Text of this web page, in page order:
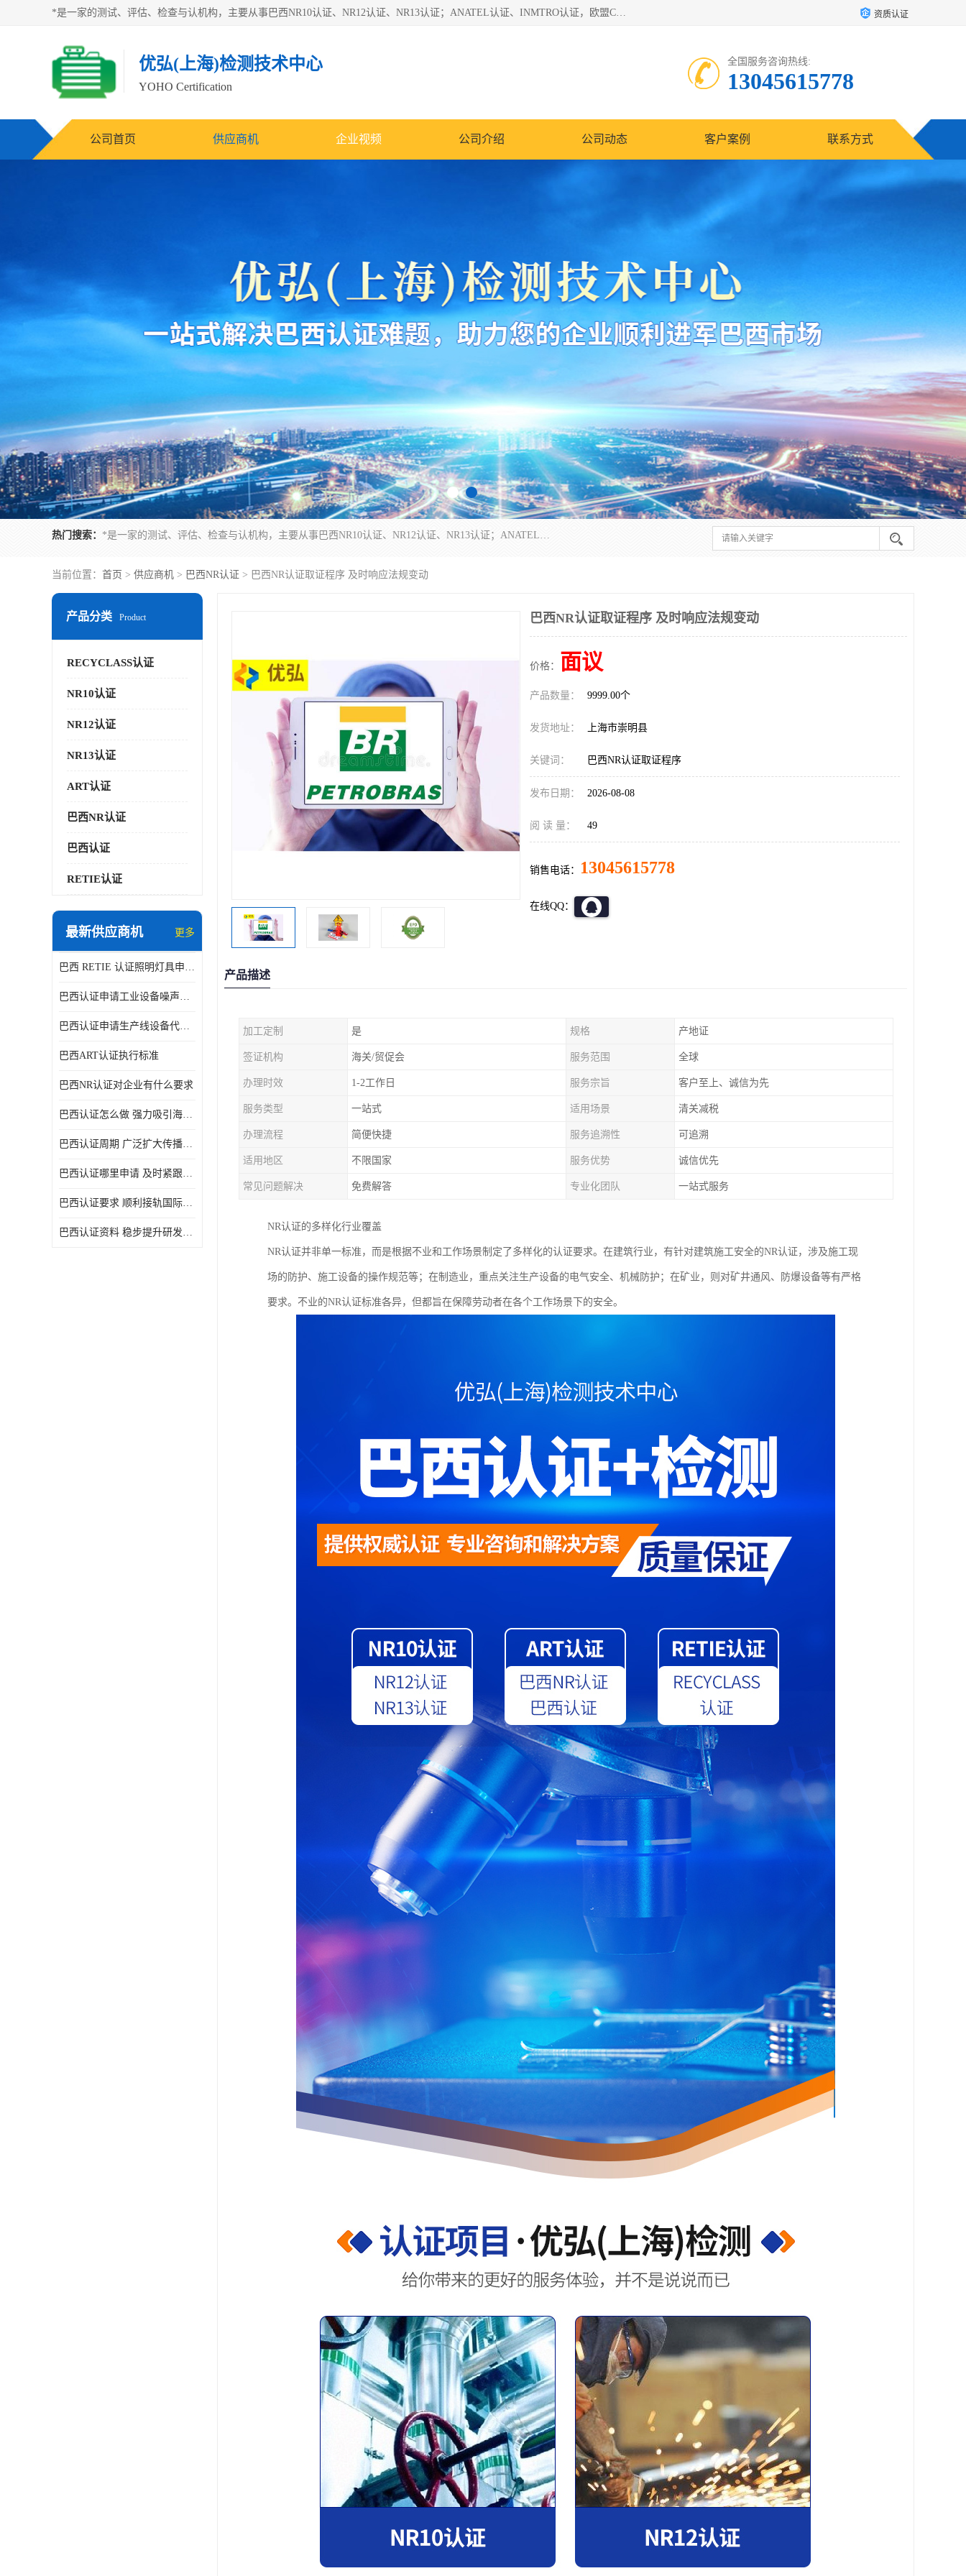
*是一家的测试、评估、检查与认机构，主要从事巴西NR10认证、NR12认证、NR13认证；ANATEL认证、INMTRO认证，欧盟CE认证：MD认证，PED认证，MID认证，ATEX认证，德国蓝色天使认证。 资质认证
优弘(上海)检测技术中心
YOHO Certification
全国服务咨询热线:
13045615778
公司首页 供应商机 企业视频 公司介绍 公司动态 客户案例 联系方式
热门搜索： *是一家的测试、评估、检查与认机构，主要从事巴西NR10认证、NR12认证、NR13认证；ANATEL认证、INMTRO认证，欧盟CE认证：MD认证，PED认证，MID认证，ATEX认证，德国蓝色天使认证。
当前位置： 首页 > 供应商机 > 巴西NR认证 > 巴西NR认证取证程序 及时响应法规变动
产品分类 Product
RECYCLASS认证
NR10认证
NR12认证
NR13认证
ART认证
巴西NR认证
巴西认证
RETIE认证
最新供应商机 更多
巴西 RETIE 认证照明灯具申请 RETIE 认证
巴西认证申请工业设备噪声控制认证规范
巴西认证申请生产线设备代理机构选择
巴西ART认证执行标准
巴西NR认证对企业有什么要求
巴西认证怎么做 强力吸引海外投资
巴西认证周期 广泛扩大传播范围
巴西认证哪里申请 及时紧跟法规变化
巴西认证要求 顺利接轨国际规范
巴西认证资料 稳步提升研发能力
巴西NR认证取证程序 及时响应法规变动
价格： 面议
产品数量： 9999.00个
发货地址： 上海市崇明县
关键词： 巴西NR认证取证程序
发布日期： 2026-08-08
阅 读 量： 49
销售电话： 13045615778
在线QQ：
产品描述
加工定制 是 规格 产地证
签证机构 海关/贸促会 服务范围 全球
办理时效 1-2工作日 服务宗旨 客户至上、诚信为先
服务类型 一站式 适用场景 清关减税
办理流程 简便快捷 服务追溯性 可追溯
适用地区 不限国家 服务优势 诚信优先
常见问题解决 免费解答 专业化团队 一站式服务
NR认证的多样化行业覆盖
NR认证并非单一标准，而是根据不业和工作场景制定了多样化的认证要求。在建筑行业，有针对建筑施工安全的NR认证，涉及施工现
场的防护、施工设备的操作规范等；在制造业，重点关注生产设备的电气安全、机械防护；在矿业，则对矿井通风、防爆设备等有严格
要求。不业的NR认证标准各异，但都旨在保障劳动者在各个工作场景下的安全。